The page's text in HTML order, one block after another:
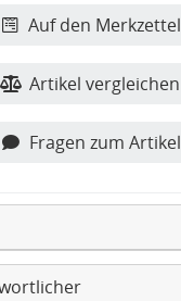
Auf den Merkzettel
Artikel vergleichen
Fragen zum Artikel